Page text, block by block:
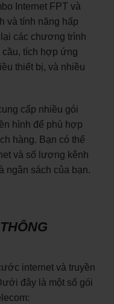
Internet FPT và
và tính năng hấp
các chương trình
cầu, tích hợp ứng
thiết bị, và nhiều
cấp nhiều gói
hình để phù hợp
hàng. Bạn có thể
và số lượng kênh
ngân sách của bạn.
internet và truyền
đây là một số gói